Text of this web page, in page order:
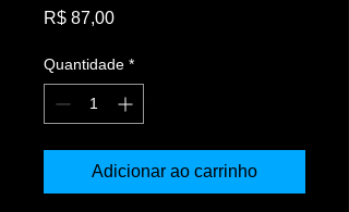
R$ 87,00Preço
Quantidade *
Adicionar ao carrinho